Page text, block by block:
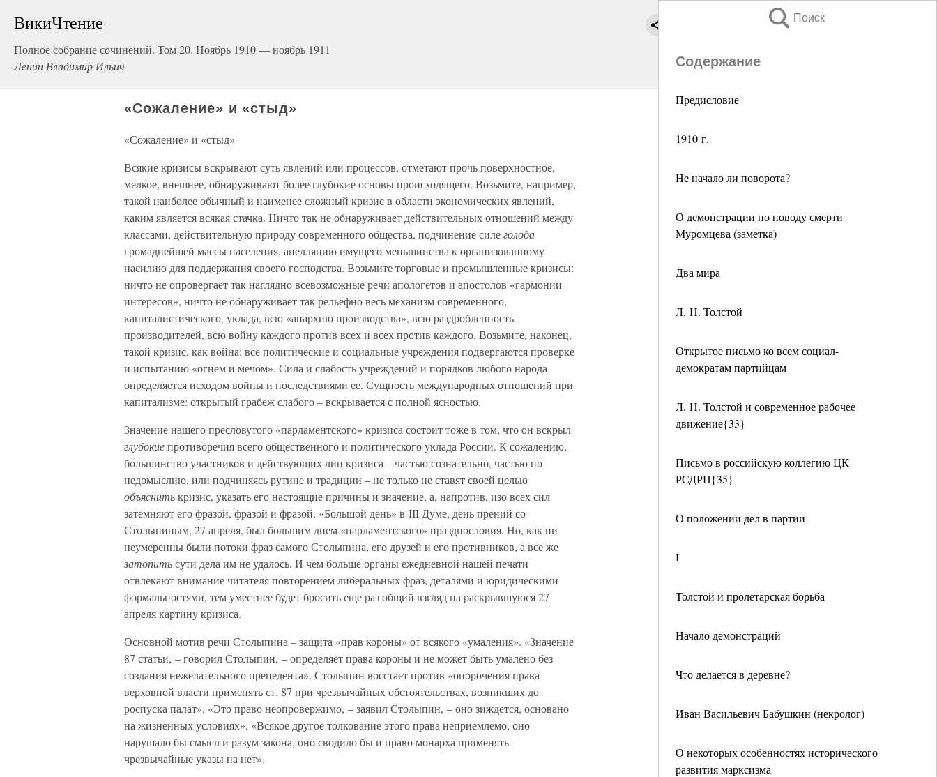
ВикиЧтение
Полное собрание сочинений. Том 20. Ноябрь 1910 — ноябрь 1911
Ленин Владимир Ильич
Поиск
Содержание
Предисловие
1910 г.
Не начало ли поворота?
О демонстрации по поводу смерти
Муромцева (заметка)
Два мира
Л. Н. Толстой
Открытое письмо ко всем социал-
демократам партийцам
Л. Н. Толстой и современное рабочее
движение{33}
Письмо в российскую коллегию ЦК
РСДРП{35}
О положении дел в партии
I
Толстой и пролетарская борьба
Начало демонстраций
Что делается в деревне?
Иван Васильевич Бабушкин (некролог)
О некоторых особенностях исторического
развития марксизма
«Сожаление» и «стыд»
«Сожаление» и «стыд»
Всякие кризисы вскрывают суть явлений или процессов, отметают прочь поверхностное,
мелкое, внешнее, обнаруживают более глубокие основы происходящего. Возьмите, например,
такой наиболее обычный и наименее сложный кризис в области экономических явлений,
каким является всякая стачка. Ничто так не обнаруживает действительных отношений между
классами, действительную природу современного общества, подчинение силеголода
громаднейшей массы населения, апелляцию имущего меньшинства к организованному
насилию для поддержания своего господства. Возьмите торговые и промышленные кризисы:
ничто не опровергает так наглядно всевозможные речи апологетов и апостолов «гармонии
интересов», ничто не обнаруживает так рельефно весь механизм современного,
капиталистического, уклада, всю «анархию производства», всю раздробленность
производителей, всю войну каждого против всех и всех против каждого. Возьмите, наконец,
такой кризис, как война: все политические и социальные учреждения подвергаются проверке
и испытанию «огнем и мечом». Сила и слабость учреждений и порядков любого народа
определяется исходом войны и последствиями ее. Сущность международных отношений при
капитализме: открытый грабеж слабого – вскрывается с полной ясностью.
Значение нашего пресловутого «парламентского» кризиса состоит тоже в том, что он вскрыл
глубокиепротиворечия всего общественного и политического уклада России. К сожалению,
большинство участников и действующих лиц кризиса – частью сознательно, частью по
недомыслию, или подчиняясь рутине и традиции – не только не ставят своей целью
объяснитькризис, указать его настоящие причины и значение, а, напротив, изо всех сил
затемняют его фразой, фразой и фразой. «Большой день» в III Думе, день прений со
Столыпиным, 27 апреля, был большим днем «парламентского» празднословия. Но, как ни
неумеренны были потоки фраз самого Столыпина, его друзей и его противников, а все же
затопитьсути дела им не удалось. И чем больше органы ежедневной нашей печати
отвлекают внимание читателя повторением либеральных фраз, деталями и юридическими
формальностями, тем уместнее будет бросить еще раз общий взгляд на раскрывшуюся 27
апреля картину кризиса.
Основной мотив речи Столыпина – защита «прав короны» от всякого «умаления». «Значение
87 статьи, – говорил Столыпин, – определяет права короны и не может быть умалено без
создания нежелательного прецедента». Столыпин восстает против «опорочения права
верховной власти применять ст. 87 при чрезвычайных обстоятельствах, возникших до
роспуска палат». «Это право неопровержимо, – заявил Столыпин, – оно зиждется, основано
на жизненных условиях», «Всякое другое толкование этого права неприемлемо, оно
нарушало бы смысл и разум закона, оно сводило бы и право монарха применять
чрезвычайные указы на нет».